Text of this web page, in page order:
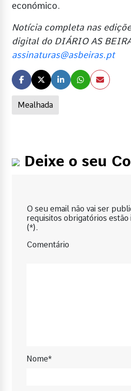
Mealhada
económico.
Notícia completa nas
digital do DIÁRIO AS
assinaturas@asbeiras.pt
Deixe o seu
O seu email não vai ser
requisitos obrigatórios estão
(*).
Comentário
Nome*